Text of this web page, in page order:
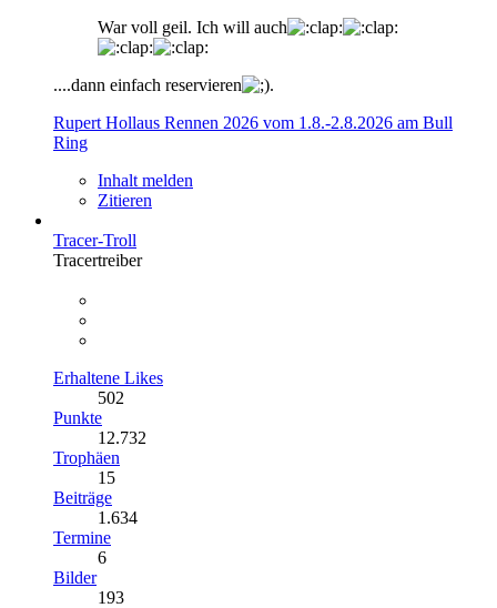
War voll geil. Ich will auch
....dann einfach reservieren
.
Rupert Hollaus Rennen 2026 vom 1.8.-2.8.2026 am Bull
Ring
Inhalt melden
Zitieren
Tracer-Troll
Tracertreiber
Erhaltene Likes
502
Punkte
12.732
Trophäen
15
Beiträge
1.634
Termine
6
Bilder
193